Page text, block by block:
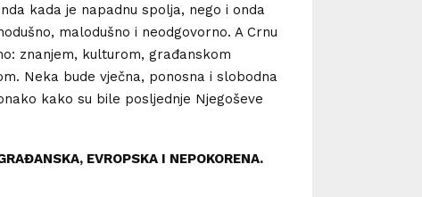
kada je napadnu spolja, nego i onda
malodušno i neodgovorno. A Crnu
znanjem, kulturom, građanskom
Neka bude vječna, ponosna i slobodna
kako su bile posljednje Njegoševe
EVROPSKA I NEPOKORENA.